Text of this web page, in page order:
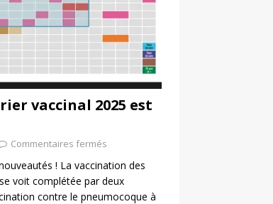
vaccinal 2025 est
Commentaires fermés
! La vaccination des
voit complétée par deux
contre le pneumocoque à